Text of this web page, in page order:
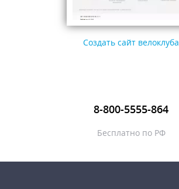
Создать сайт велоклуба
8-800-5555-864
Бесплатно по РФ